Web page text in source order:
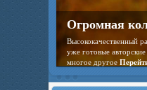
Огромная
Высококачественный
уже готовые
многое другое